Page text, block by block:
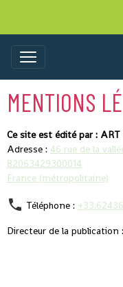
MENTIONS
Ce site est édité par : ART
Adresse : 46 rue de la
82063429300014
France (métropolitaine)
Téléphone :
Directeur de la publication